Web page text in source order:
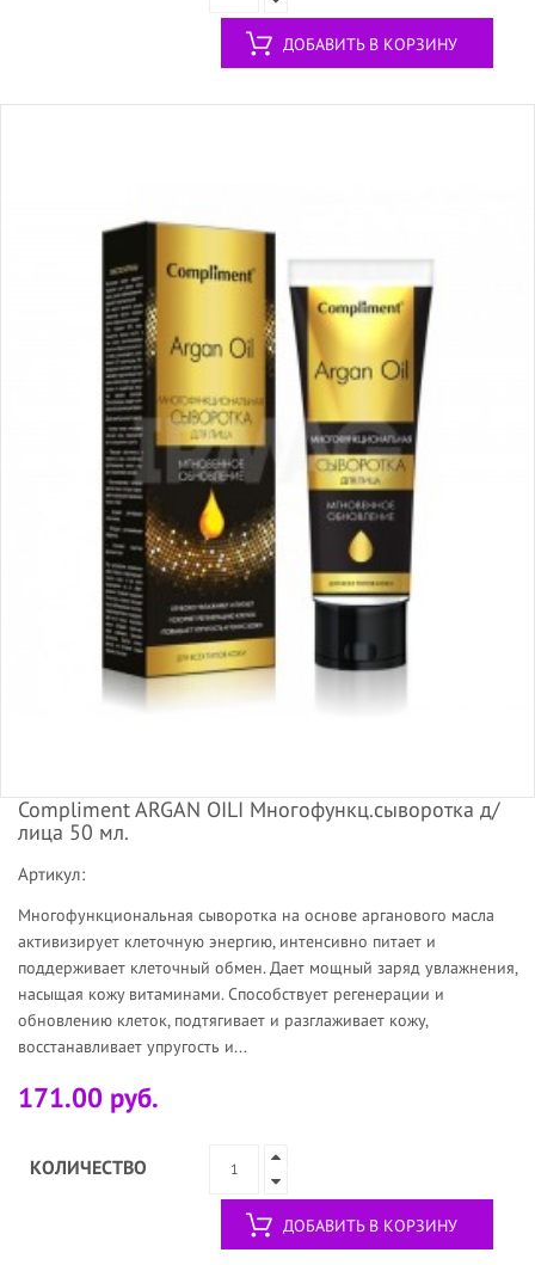
ДОБАВИТЬ В КОРЗИНУ
Compliment ARGAN OILI Многофункц.сыворотка д/
лица 50 мл.
Артикул:
Многофункциональная сыворотка на основе арганового масла
активизирует клеточную энергию, интенсивно питает и
поддерживает клеточный обмен. Дает мощный заряд увлажнения,
насыщая кожу витаминами. Способствует регенерации и
обновлению клеток, подтягивает и разглаживает кожу,
восстанавливает упругость и...
171.00 руб.
КОЛИЧЕСТВО
ДОБАВИТЬ В КОРЗИНУ